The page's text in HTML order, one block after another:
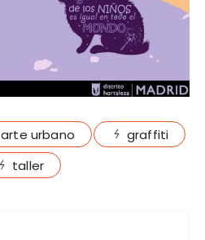
arte urbano
graffiti
taller